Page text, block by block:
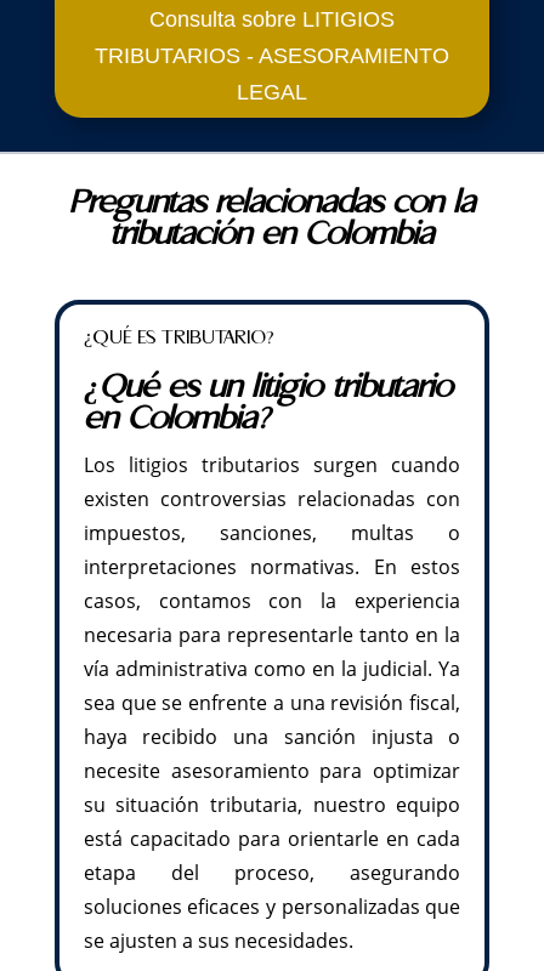
Consulta sobre LITIGIOS
TRIBUTARIOS - ASESORAMIENTO
LEGAL
Preguntas relacionadas con la
tributación en Colombia
¿QUÉ ES TRIBUTARIO?
¿Qué es un litigio tributario
en Colombia?
Los litigios tributarios surgen cuando
existen controversias relacionadas con
impuestos, sanciones, multas o
interpretaciones normativas. En estos
casos, contamos con la experiencia
necesaria para representarle tanto en la
vía administrativa como en la judicial. Ya
sea que se enfrente a una revisión fiscal,
haya recibido una sanción injusta o
necesite asesoramiento para optimizar
su situación tributaria, nuestro equipo
está capacitado para orientarle en cada
etapa del proceso, asegurando
soluciones eficaces y personalizadas que
se ajusten a sus necesidades.